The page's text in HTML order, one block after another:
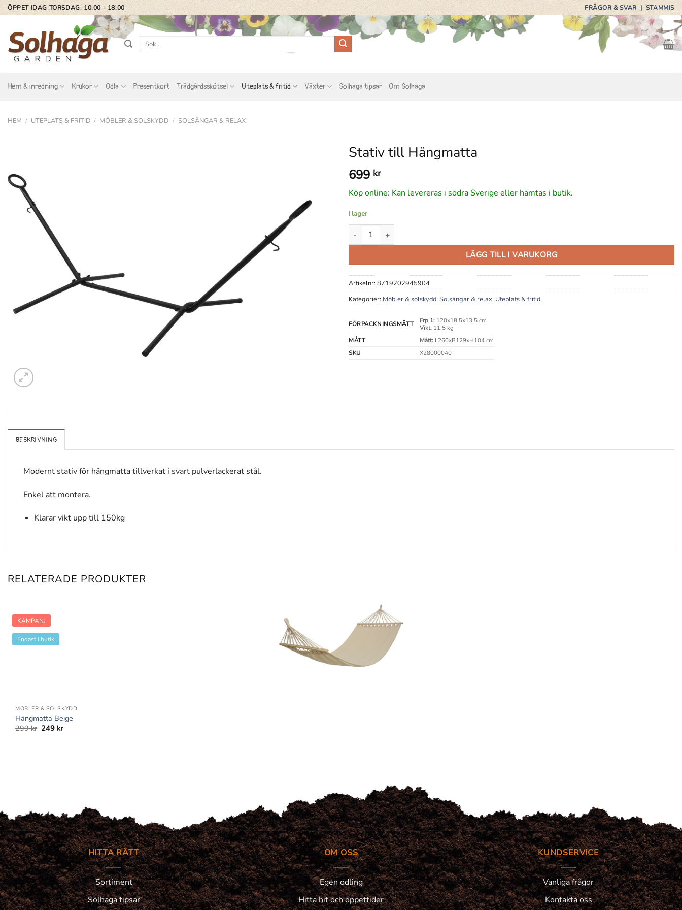
Skip
to
content
ÖPPET IDAG TORSDAG: 10:00 - 18:00 FRÅGOR & SVAR|STAMMIS
Sök
Hem & inredning Krukor Odla Presentkort Trädgårdsskötsel Uteplats & fritid Växter Solhaga tipsar Om Solhaga
HEM / UTEPLATS & FRITID / MÖBLER & SOLSKYDD / SOLSÄNGAR & RELAX
Stativ till Hängmatta
699 kr
Köp online: Kan levereras i södra Sverige eller hämtas i butik.
I lager
Stativ till Hängmatta mängd
LÄGG TILL I VARUKORG
Artikelnr: 8719202945904
Kategorier: Möbler & solskydd,Solsängar & relax, Uteplats & fritid
FÖRPACKNINGSMÅTT Frp 1:120x18,5x13,5 cm
Vikt:11,5 kg
MÅTT
Mått:L260xB129xH104 cm
SKU
X28000040
BESKRIVNING
Modernt stativ för hängmatta tillverkat i svart pulverlackerat stål.
Enkel att montera.
Klarar vikt upp till 150kg
RELATERADE PRODUKTER
KAMPANJ
Endast i butik
MÖBLER & SOLSKYDD
Hängmatta Beige
299kr Det
249 krDet
HITTA RÄTT
Sortiment
Solhaga tipsar
OM OSS
Egen odling
Hitta hit och öppettider
KUNDSERVICE
Vanliga frågor
Kontakta oss